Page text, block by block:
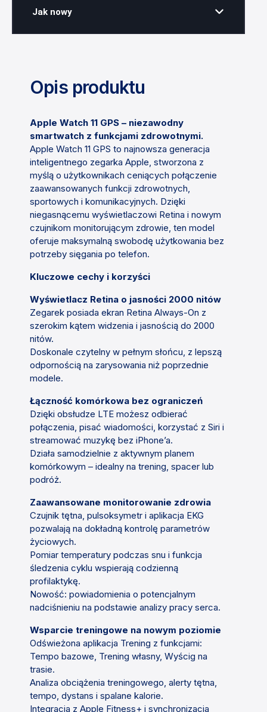
Jak nowy
Opis produktu
Apple Watch 11 GPS – niezawodny
smartwatch z funkcjami zdrowotnymi.
Apple Watch 11 GPS to najnowsza generacja
inteligentnego zegarka Apple, stworzona z
myślą o użytkownikach ceniących połączenie
zaawansowanych funkcji zdrowotnych,
sportowych i komunikacyjnych. Dzięki
niegasnącemu wyświetlaczowi Retina i nowym
czujnikom monitorującym zdrowie, ten model
oferuje maksymalną swobodę użytkowania bez
potrzeby sięgania po telefon.
Kluczowe cechy i korzyści
Wyświetlacz Retina o jasności 2000 nitów
Zegarek posiada ekran Retina Always-On z
szerokim kątem widzenia i jasnością do 2000
nitów.
Doskonale czytelny w pełnym słońcu, z lepszą
odpornością na zarysowania niż poprzednie
modele.
Łączność komórkowa bez ograniczeń
Dzięki obsłudze LTE możesz odbierać
połączenia, pisać wiadomości, korzystać z Siri i
streamować muzykę bez iPhone’a.
Działa samodzielnie z aktywnym planem
komórkowym – idealny na trening, spacer lub
podróż.
Zaawansowane monitorowanie zdrowia
Czujnik tętna, pulsoksymetr i aplikacja EKG
pozwalają na dokładną kontrolę parametrów
życiowych.
Pomiar temperatury podczas snu i funkcja
śledzenia cyklu wspierają codzienną
profilaktykę.
Nowość: powiadomienia o potencjalnym
nadciśnieniu na podstawie analizy pracy serca.
Wsparcie treningowe na nowym poziomie
Odświeżona aplikacja Trening z funkcjami:
Tempo bazowe, Trening własny, Wyścig na
trasie.
Analiza obciążenia treningowego, alerty tętna,
tempo, dystans i spalane kalorie.
Integracja z Apple Fitness+ i synchronizacja